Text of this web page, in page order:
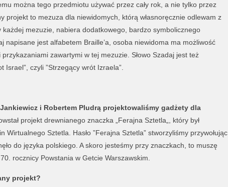
można tego przedmiotu używać przez cały rok, a nie tylko przez
projekt to mezuza dla niewidomych, którą własnoręcznie odlewam z
mezuzie, nabiera dodatkowego, bardzo symbolicznego
napisane jest alfabetem Braille’a, osoba niewidoma ma możliwość
zawartymi w tej mezuzie. Słowo Szadaj jest też
Israel”, czyli ”Strzegący wrót Izraela”.
i Robertem Pludrą projektowaliśmy gadżety dla
projekt drewnianego znaczka „Ferajna Sztetla„, który był
Wirtualnego Sztetla. Hasło ”Ferajna Sztetla” stworzyliśmy przywołując
do języka polskiego. A skoro jesteśmy przy znaczkach, to muszę
rocznicy Powstania w Getcie Warszawskim.
projekt?